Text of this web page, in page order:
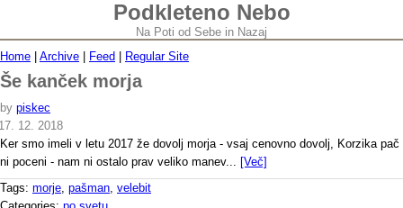
Podkleteno Nebo
Na Poti od Sebe in Nazaj
Home
Archive Feed Regular Site
Še kanček morja
by piskec
12. 2018
Ker smo imeli v letu 2017 že dovolj morja - vsaj cenovno dovolj, Korzika pač
ni poceni - nam ni ostalo prav veliko manev... [Več]
Tags: morje, pašman, velebit